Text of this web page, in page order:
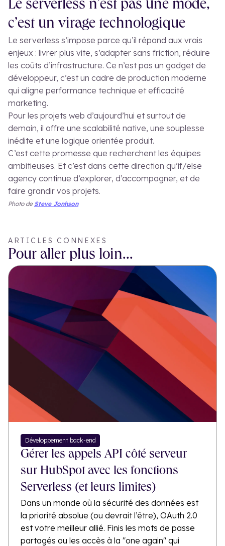
Le serverless n’est pas une mode,
c’est un virage technologique
Le serverless s’impose parce qu’il répond aux vrais
enjeux : livrer plus vite, s’adapter sans friction, réduire
les coûts d’infrastructure. Ce n’est pas un gadget de
développeur, c’est un cadre de production moderne
qui aligne performance technique et efficacité
marketing.
Pour les projets web d’aujourd’hui et surtout de
demain, il offre une scalabilité native, une souplesse
inédite et une logique orientée produit.
C’est cette promesse que recherchent les équipes
ambitieuses. Et c’est dans cette direction qu’if/else
agency continue d’explorer, d’accompagner, et de
faire grandir vos projets.
Photo de Steve Jonhson
ARTICLES CONNEXES
Pour aller plus loin...
Développement back-end
Gérer les appels API côté serveur
sur HubSpot avec les fonctions
Serverless (et leurs limites)
Dans un monde où la sécurité des données est
la priorité absolue (ou devrait l’être), OAuth 2.0
est votre meilleur allié. Finis les mots de passe
partagés ou les accès à la "one again" qui